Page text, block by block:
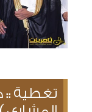
تغطية ::